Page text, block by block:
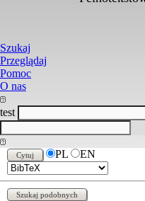
Szukaj
Przeglądaj
Pomoc
O nas
test
PL EN